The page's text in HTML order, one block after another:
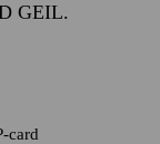
GEIL.
card